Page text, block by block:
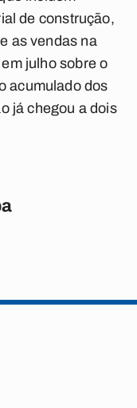
de construção,
as vendas na
julho sobre o
acumulado dos
já chegou a dois